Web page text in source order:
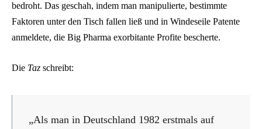
bedroht. Das geschah, indem man manipulierte, bestimmte
Faktoren unter den Tisch fallen ließ und in Windeseile Patente
anmeldete, die Big Pharma exorbitante Profite bescherte.
Die Taz schreibt:
„Als man in Deutschland 1982 erstmals auf